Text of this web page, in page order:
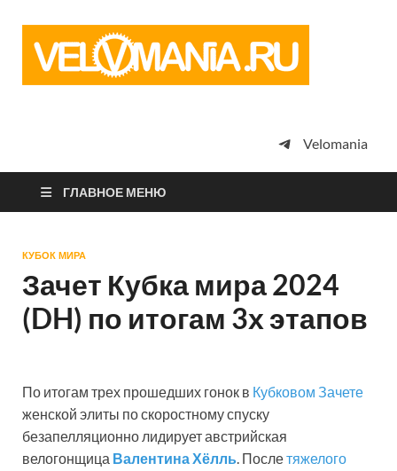
просто
Velomania
ГЛАВНОЕ МЕНЮ
КУБОК МИРА
Зачет Кубка мира 2024
(DH) по итогам 3х этапов
По итогам трех прошедших гонок в Кубковом Зачете
женской элиты по скоростному спуску
безапелляционно лидирует австрийская
велогонщица Валентина Хёлль. Послетяжелого